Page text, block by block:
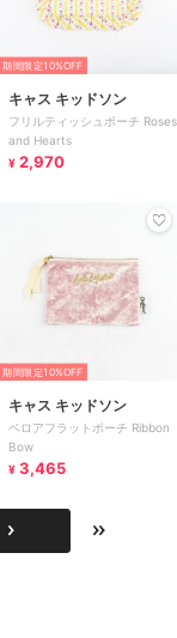
期間限定10%OFF
キャス キッドソン
フリルティッシュポーチ Roses
and Hearts
¥ 2,970
期間限定10%OFF
キャス キッドソン
ベロアフラットポーチ Ribbon
Bow
¥ 3,465